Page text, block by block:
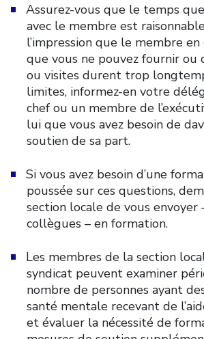
Assurez-vous que le temps
avec le membre est
l’impression que le membre
que vous ne pouvez fournir ou
ou visites durent trop
limites, informez-en votre
chef ou un membre de
lui que vous avez besoin de
soutien de sa part.
Si vous avez besoin d’une
poussée sur ces questions,
section locale de vous envoyer
collègues – en formation.
Les membres de la section
syndicat peuvent examiner
nombre de personnes ayant
santé mentale recevant de
et évaluer la nécessité de